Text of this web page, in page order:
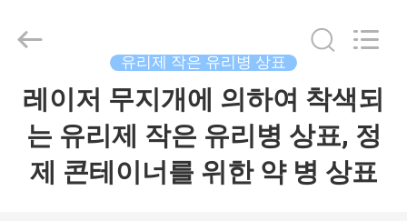
집
2017
Industry
Reserved.
유리제 작은 유리병 상표
레이저 무지개에 의하여 착색되
는 유리제 작은 유리병 상표, 정
제 콘테이너를 위한 약 병 상표